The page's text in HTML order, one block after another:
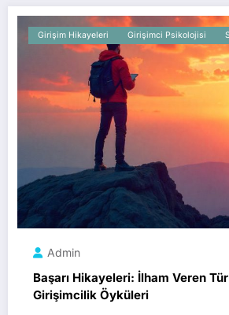
Girişim Hikayeleri Girişimci Psikolojisi
Admin
Başarı Hikayeleri: İlham Veren
Girişimcilik Öyküleri